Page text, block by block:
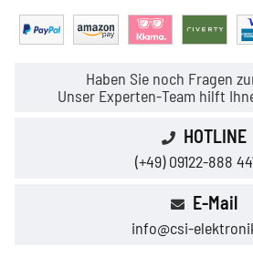
Haben Sie noch Fragen
Unser Experten-Team hilft
HOTLINE
(+49) 09122-888
E-Mail
info@csi-